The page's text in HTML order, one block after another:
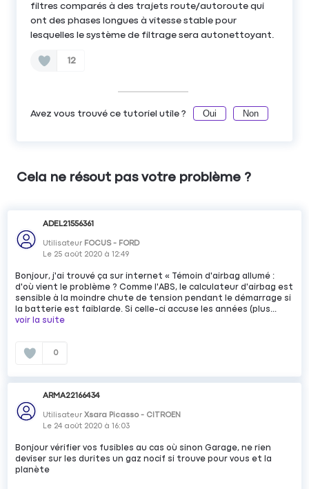
filtres comparés à des trajets route/autoroute qui
ont des phases longues à vitesse stable pour
lesquelles le système de filtrage sera autonettoyant.
12
Avez vous trouvé ce tutoriel utile ? Oui Non
Cela ne résout pas votre problème ?
ADEL21556361
Utilisateur FOCUS - FORD
Le 25 août 2020 à12:49
Bonjour, j'ai trouvé ça sur internet « Témoin d'airbag allumé :
d'où vient le problème ? Comme l'ABS, le calculateur d'airbag est
sensible à la moindre chute de tension pendant le démarrage si
la batterie est faiblarde. Si celle-ci accuse les années (plus...
voir la suite
0
ARMA22166434
UtilisateurXsara Picasso - CITROEN
Le 24 août 2020 à16:03
Bonjour vérifier vos fusibles au cas où sinon Garage, ne rien
deviser sur les durites un gaz nocif si trouve pour vous et la
planète